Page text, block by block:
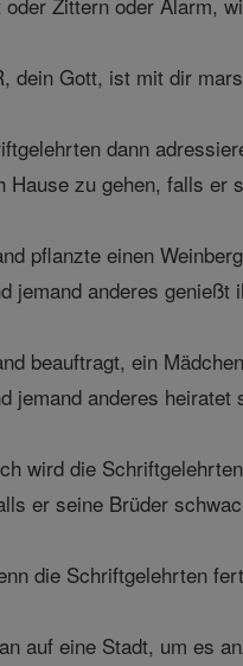
dein Gott, ist mit dir
dann
Hause zu gehen, falls er
pflanzte einen
jemand anderes genießt
beauftragt, ein
jemand anderes heiratet
wird die
er seine Brüder
die Schriftgelehrten
auf eine Stadt, um es